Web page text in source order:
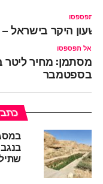
תפספסו
היקר בישראל – מחירו 10
אל תפספסו
בספטמבר